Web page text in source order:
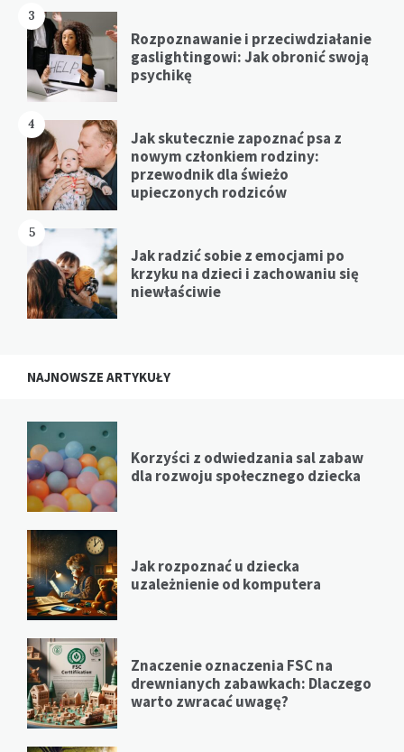
3
Rozpoznawanie i przeciwdziałanie
gaslightingowi: Jak obronić swoją
psychikę
4
Jak skutecznie zapoznać psa z
nowym członkiem rodziny:
przewodnik dla świeżo
upieczonych rodziców
5
Jak radzić sobie z emocjami po
krzyku na dzieci i zachowaniu się
niewłaściwie
NAJNOWSZE ARTYKUŁY
Korzyści z odwiedzania sal zabaw
dla rozwoju społecznego dziecka
Jak rozpoznać u dziecka
uzależnienie od komputera
Znaczenie oznaczenia FSC na
drewnianych zabawkach: Dlaczego
warto zwracać uwagę?